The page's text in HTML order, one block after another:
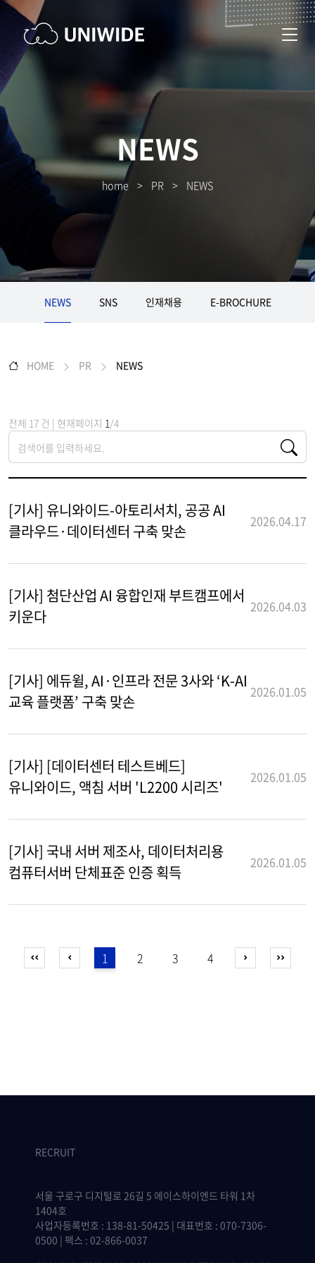
NEWS
home > PR > NEWS
NEWS SNS 인재채용 E-BROCHURE
HOME PR NEWS
전체 17 건 | 현재페이지 1/4
[기사] 유니와이드-아토리서치, 공공 AI
클라우드·데이터센터 구축 맞손
2026.04.17
[기사] 첨단산업 AI 융합인재 부트캠프에서
키운다
2026.04.03
[기사] 에듀윌, AI·인프라 전문 3사와 ‘K-AI
교육 플랫폼’ 구축 맞손
2026.01.05
[기사] [데이터센터 테스트베드]
유니와이드, 액침 서버 'L2200 시리즈'
2026.01.05
[기사] 국내 서버 제조사, 데이터처리용
컴퓨터서버 단체표준 인증 획득
2026.01.05
1 2 3 4
RECRUIT
서울 구로구 디지털로 26길 5 에이스하이엔드 타워 1차
1404호
사업자등록번호 : 138-81-50425 | 대표번호 : 070-7306-
0500 | 팩스 : 02-866-0037